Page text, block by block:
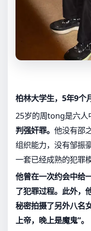
柏林大学生，5年9个
25岁的周tong是六人
判强奸罪。 他没有邵
组织能力，没有邹
一套已经成熟的犯罪
他曾在一次约会中给
了犯罪过程。此外，
秘密拍摄了另外八名
上帝，晚上是魔鬼”。